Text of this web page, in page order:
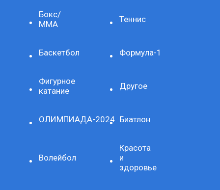
Бокс/
ММА
Теннис
Баскетбол Формула-1
Фигурное
катание
Другое
ОЛИМПИАДА-2024 Биатлон
Волейбол
Красота
и
здоровье